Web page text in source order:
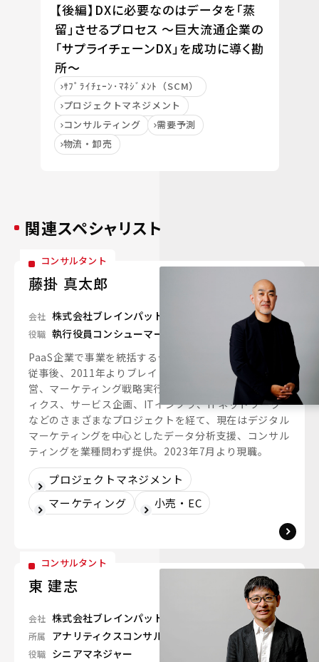
【後編】DXに必要なのはデータを「蒸
留」させるプロセス ～巨大流通企業の
「サプライチェーンDX」を成功に導く勘
所～
ｻﾌﾟﾗｲﾁｪｰﾝ･ﾏﾈｼﾞﾒﾝﾄ（SCM）
プロジェクトマネジメント
コンサルティング
需要予測
物流・卸売
関連スペシャリスト
コンサルタント
藤掛 真太郎
会社 株式会社ブレインパッド
役職 執行役員コンシューマーインダストリー担当
PaaS企業で事業を統括するゼネラルマネジャーとして
従事後、2011年よりブレインパッドに参画。組織運
営、マーケティング戦略実行、マーケティングアナリテ
ィクス、サービス企画、ITインフラ、ITネットワーク
などのさまざまなプロジェクトを経て、現在はデジタル
マーケティングを中心としたデータ分析支援、コンサル
ティングを業種問わず提供。2023年7月より現職。
プロジェクトマネジメント
マーケティング
小売・EC
コンサルタント
東 建志
会社 株式会社ブレインパッド
所属 アナリティクスコンサルティングユニット
役職 シニアマネジャー